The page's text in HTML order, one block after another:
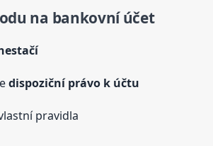
na bankovní účet
dispoziční právo k účtu
pravidla